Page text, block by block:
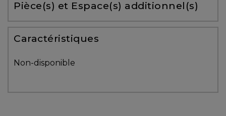
Avec
un
courtier
vous
protégé!
Pièce(s) et Espace(s) additionnel(s)
Caractéristiques
Non-disponible